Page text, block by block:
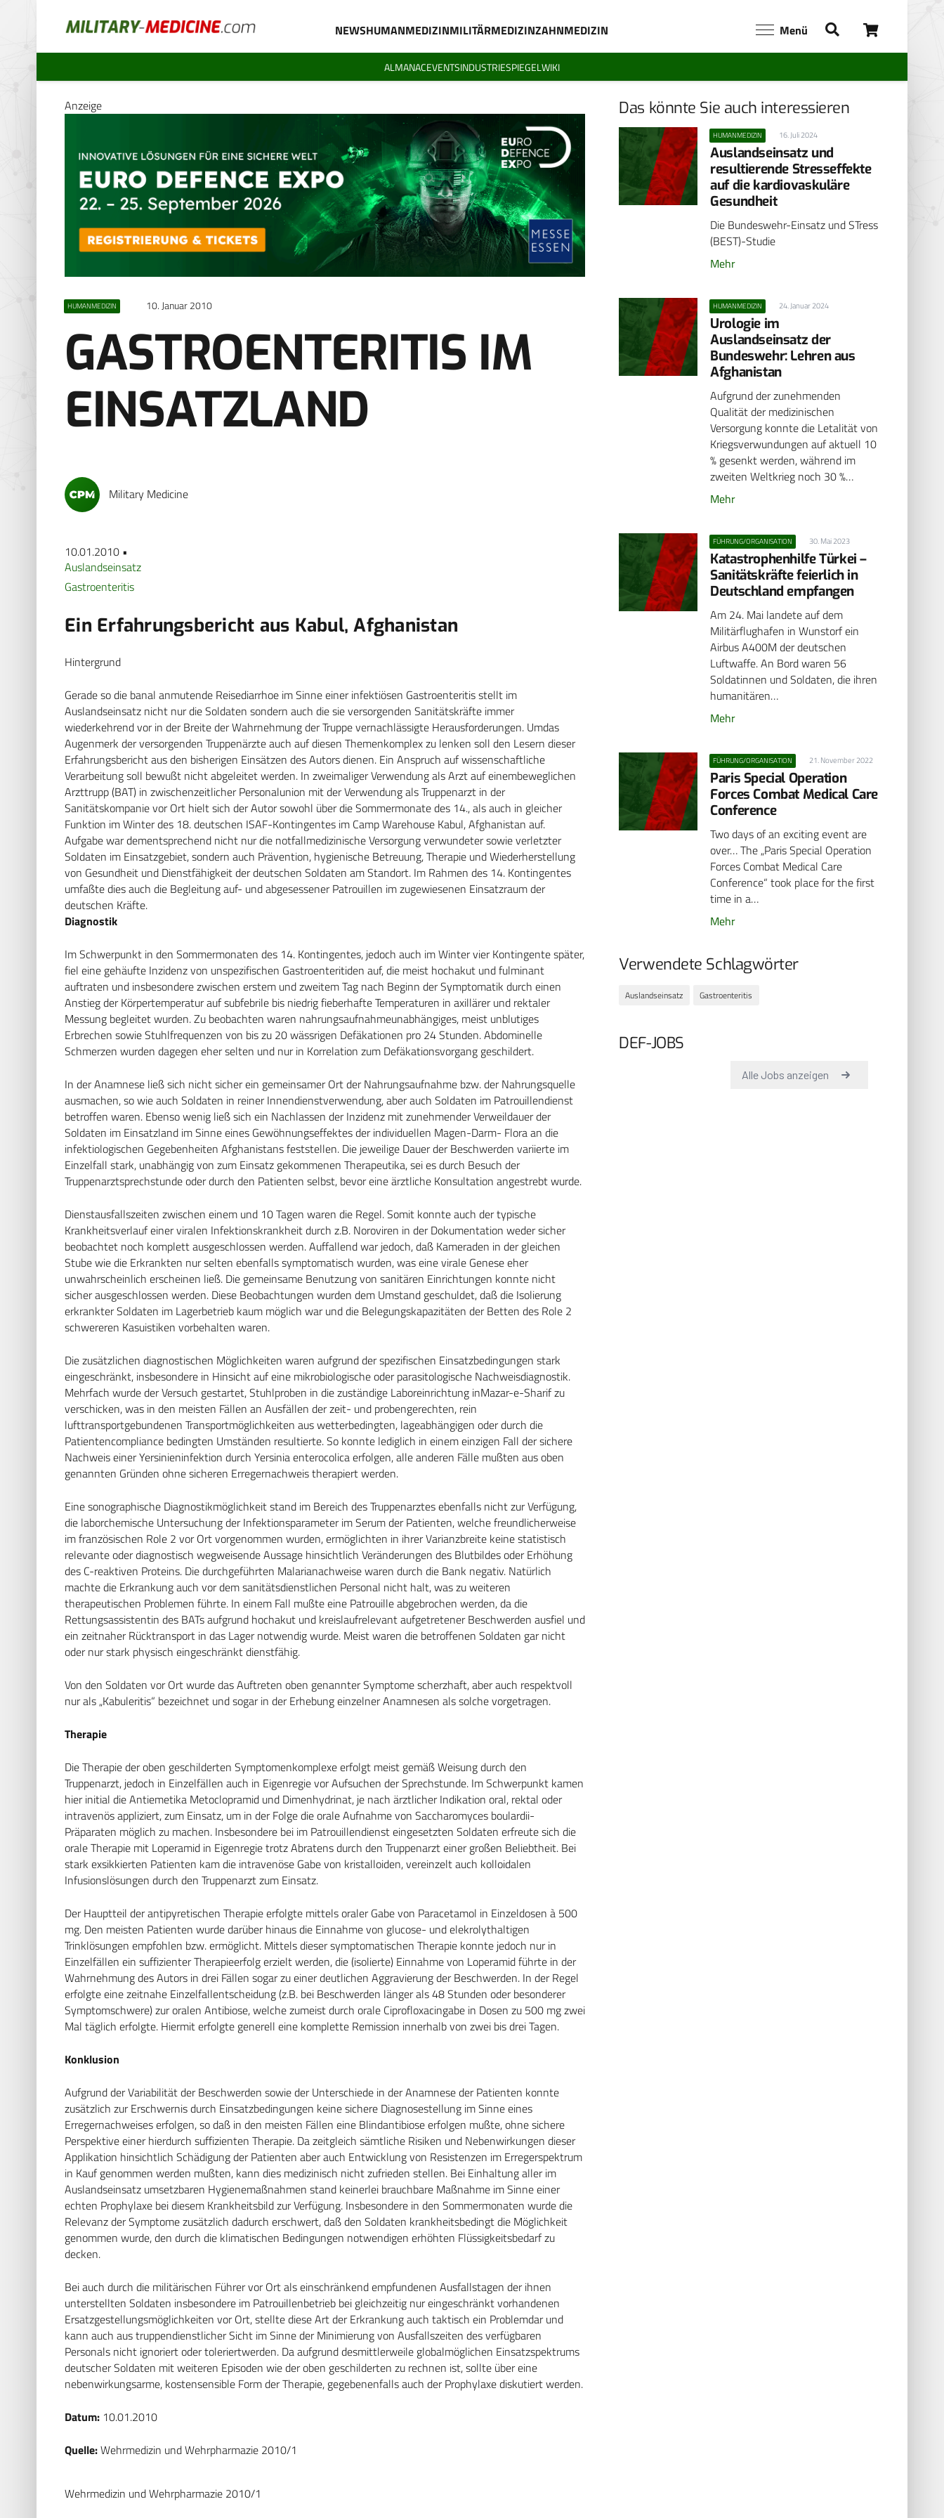
NEWSHUMANMEDIZINMILITÄRMEDIZINZAHNMEDIZIN Menü
ALMANACEVENTSINDUSTRIESPIEGELWIKI
Anzeige
HUMANMEDIZIN 10. Januar 2010
GASTROENTERITIS IM
EINSATZLAND
Military Medicine
10.01.2010 •
Auslandseinsatz
Gastroenteritis
Ein Erfahrungsbericht aus Kabul, Afghanistan
Hintergrund
Gerade so die banal anmutende Reisediarrhoe im Sinne einer infektiösen Gastroenteritis stellt im
Auslandseinsatz nicht nur die Soldaten sondern auch die sie versorgenden Sanitätskräfte immer
wiederkehrend vor in der Breite der Wahrnehmung der Truppe vernachlässigte Herausforderungen. Umdas
Augenmerk der versorgenden Truppenärzte auch auf diesen Themenkomplex zu lenken soll den Lesern dieser
Erfahrungsbericht aus den bisherigen Einsätzen des Autors dienen. Ein Anspruch auf wissenschaftliche
Verarbeitung soll bewußt nicht abgeleitet werden. In zweimaliger Verwendung als Arzt auf einembeweglichen
Arzttrupp (BAT) in zwischenzeitlicher Personalunion mit der Verwendung als Truppenarzt in der
Sanitätskompanie vor Ort hielt sich der Autor sowohl über die Sommermonate des 14., als auch in gleicher
Funktion im Winter des 18. deutschen ISAF-Kontingentes im Camp Warehouse Kabul, Afghanistan auf.
Aufgabe war dementsprechend nicht nur die notfallmedizinische Versorgung verwundeter sowie verletzter
Soldaten im Einsatzgebiet, sondern auch Prävention, hygienische Betreuung, Therapie und Wiederherstellung
von Gesundheit und Dienstfähigkeit der deutschen Soldaten am Standort. Im Rahmen des 14. Kontingentes
umfaßte dies auch die Begleitung auf- und abgesessener Patrouillen im zugewiesenen Einsatzraum der
deutschen Kräfte.
Diagnostik
Im Schwerpunkt in den Sommermonaten des 14. Kontingentes, jedoch auch im Winter vier Kontingente später,
fiel eine gehäufte Inzidenz von unspezifischen Gastroenteritiden auf, die meist hochakut und fulminant
auftraten und insbesondere zwischen erstem und zweitem Tag nach Beginn der Symptomatik durch einen
Anstieg der Körpertemperatur auf subfebrile bis niedrig fieberhafte Temperaturen in axillärer und rektaler
Messung begleitet wurden. Zu beobachten waren nahrungsaufnahmeunabhängiges, meist unblutiges
Erbrechen sowie Stuhlfrequenzen von bis zu 20 wässrigen Defäkationen pro 24 Stunden. Abdominelle
Schmerzen wurden dagegen eher selten und nur in Korrelation zum Defäkationsvorgang geschildert.
In der Anamnese ließ sich nicht sicher ein gemeinsamer Ort der Nahrungsaufnahme bzw. der Nahrungsquelle
ausmachen, so wie auch Soldaten in reiner Innendienstverwendung, aber auch Soldaten im Patrouillendienst
betroffen waren. Ebenso wenig ließ sich ein Nachlassen der Inzidenz mit zunehmender Verweildauer der
Soldaten im Einsatzland im Sinne eines Gewöhnungseffektes der individuellen Magen-Darm- Flora an die
infektiologischen Gegebenheiten Afghanistans feststellen. Die jeweilige Dauer der Beschwerden variierte im
Einzelfall stark, unabhängig von zum Einsatz gekommenen Therapeutika, sei es durch Besuch der
Truppenarztsprechstunde oder durch den Patienten selbst, bevor eine ärztliche Konsultation angestrebt wurde.
Dienstausfallszeiten zwischen einem und 10 Tagen waren die Regel. Somit konnte auch der typische
Krankheitsverlauf einer viralen Infektionskrankheit durch z.B. Noroviren in der Dokumentation weder sicher
beobachtet noch komplett ausgeschlossen werden. Auffallend war jedoch, daß Kameraden in der gleichen
Stube wie die Erkrankten nur selten ebenfalls symptomatisch wurden, was eine virale Genese eher
unwahrscheinlich erscheinen ließ. Die gemeinsame Benutzung von sanitären Einrichtungen konnte nicht
sicher ausgeschlossen werden. Diese Beobachtungen wurden dem Umstand geschuldet, daß die Isolierung
erkrankter Soldaten im Lagerbetrieb kaum möglich war und die Belegungskapazitäten der Betten des Role 2
schwereren Kasuistiken vorbehalten waren.
Die zusätzlichen diagnostischen Möglichkeiten waren aufgrund der spezifischen Einsatzbedingungen stark
eingeschränkt, insbesondere in Hinsicht auf eine mikrobiologische oder parasitologische Nachweisdiagnostik.
Mehrfach wurde der Versuch gestartet, Stuhlproben in die zuständige Laboreinrichtung inMazar-e-Sharif zu
verschicken, was in den meisten Fällen an Ausfällen der zeit- und probengerechten, rein
lufttransportgebundenen Transportmöglichkeiten aus wetterbedingten, lageabhängigen oder durch die
Patientencompliance bedingten Umständen resultierte. So konnte lediglich in einem einzigen Fall der sichere
Nachweis einer Yersinieninfektion durch Yersinia enterocolica erfolgen, alle anderen Fälle mußten aus oben
genannten Gründen ohne sicheren Erregernachweis therapiert werden.
Eine sonographische Diagnostikmöglichkeit stand im Bereich des Truppenarztes ebenfalls nicht zur Verfügung,
die laborchemische Untersuchung der Infektionsparameter im Serum der Patienten, welche freundlicherweise
im französischen Role 2 vor Ort vorgenommen wurden, ermöglichten in ihrer Varianzbreite keine statistisch
relevante oder diagnostisch wegweisende Aussage hinsichtlich Veränderungen des Blutbildes oder Erhöhung
des C-reaktiven Proteins. Die durchgeführten Malarianachweise waren durch die Bank negativ. Natürlich
machte die Erkrankung auch vor dem sanitätsdienstlichen Personal nicht halt, was zu weiteren
therapeutischen Problemen führte. In einem Fall mußte eine Patrouille abgebrochen werden, da die
Rettungsassistentin des BATs aufgrund hochakut und kreislaufrelevant aufgetretener Beschwerden ausfiel und
ein zeitnaher Rücktransport in das Lager notwendig wurde. Meist waren die betroffenen Soldaten gar nicht
oder nur stark physisch eingeschränkt dienstfähig.
Von den Soldaten vor Ort wurde das Auftreten oben genannter Symptome scherzhaft, aber auch respektvoll
nur als „Kabuleritis“ bezeichnet und sogar in der Erhebung einzelner Anamnesen als solche vorgetragen.
Therapie
Die Therapie der oben geschilderten Symptomenkomplexe erfolgt meist gemäß Weisung durch den
Truppenarzt, jedoch in Einzelfällen auch in Eigenregie vor Aufsuchen der Sprechstunde. Im Schwerpunkt kamen
hier initial die Antiemetika Metoclopramid und Dimenhydrinat, je nach ärztlicher Indikation oral, rektal oder
intravenös appliziert, zum Einsatz, um in der Folge die orale Aufnahme von Saccharomyces boulardii-
Präparaten möglich zu machen. Insbesondere bei im Patrouillendienst eingesetzten Soldaten erfreute sich die
orale Therapie mit Loperamid in Eigenregie trotz Abratens durch den Truppenarzt einer großen Beliebtheit. Bei
stark exsikkierten Patienten kam die intravenöse Gabe von kristalloiden, vereinzelt auch kolloidalen
Infusionslösungen durch den Truppenarzt zum Einsatz.
Der Hauptteil der antipyretischen Therapie erfolgte mittels oraler Gabe von Paracetamol in Einzeldosen à 500
mg. Den meisten Patienten wurde darüber hinaus die Einnahme von glucose- und elekrolythaltigen
Trinklösungen empfohlen bzw. ermöglicht. Mittels dieser symptomatischen Therapie konnte jedoch nur in
Einzelfällen ein suffizienter Therapieerfolg erzielt werden, die (isolierte) Einnahme von Loperamid führte in der
Wahrnehmung des Autors in drei Fällen sogar zu einer deutlichen Aggravierung der Beschwerden. In der Regel
erfolgte eine zeitnahe Einzelfallentscheidung (z.B. bei Beschwerden länger als 48 Stunden oder besonderer
Symptomschwere) zur oralen Antibiose, welche zumeist durch orale Ciprofloxacingabe in Dosen zu 500 mg zwei
Mal täglich erfolgte. Hiermit erfolgte generell eine komplette Remission innerhalb von zwei bis drei Tagen.
Konklusion
Aufgrund der Variabilität der Beschwerden sowie der Unterschiede in der Anamnese der Patienten konnte
zusätzlich zur Erschwernis durch Einsatzbedingungen keine sichere Diagnosestellung im Sinne eines
Erregernachweises erfolgen, so daß in den meisten Fällen eine Blindantibiose erfolgen mußte, ohne sichere
Perspektive einer hierdurch suffizienten Therapie. Da zeitgleich sämtliche Risiken und Nebenwirkungen dieser
Applikation hinsichtlich Schädigung der Patienten aber auch Entwicklung von Resistenzen im Erregerspektrum
in Kauf genommen werden mußten, kann dies medizinisch nicht zufrieden stellen. Bei Einhaltung aller im
Auslandseinsatz umsetzbaren Hygienemaßnahmen stand keinerlei brauchbare Maßnahme im Sinne einer
echten Prophylaxe bei diesem Krankheitsbild zur Verfügung. Insbesondere in den Sommermonaten wurde die
Relevanz der Symptome zusätzlich dadurch erschwert, daß den Soldaten krankheitsbedingt die Möglichkeit
genommen wurde, den durch die klimatischen Bedingungen notwendigen erhöhten Flüssigkeitsbedarf zu
decken.
Bei auch durch die militärischen Führer vor Ort als einschränkend empfundenen Ausfallstagen der ihnen
unterstellten Soldaten insbesondere im Patrouillenbetrieb bei gleichzeitig nur eingeschränkt vorhandenen
Ersatzgestellungsmöglichkeiten vor Ort, stellte diese Art der Erkrankung auch taktisch ein Problemdar und
kann auch aus truppendienstlicher Sicht im Sinne der Minimierung von Ausfallszeiten des verfügbaren
Personals nicht ignoriert oder toleriertwerden. Da aufgrund desmittlerweile globalmöglichen Einsatzspektrums
deutscher Soldaten mit weiteren Episoden wie der oben geschilderten zu rechnen ist, sollte über eine
nebenwirkungsarme, kostensensible Form der Therapie, gegebenenfalls auch der Prophylaxe diskutiert werden.
Datum: 10.01.2010
Quelle:Wehrmedizin und Wehrpharmazie 2010/1
Wehrmedizin und Wehrpharmazie 2010/1
Das könnte Sie auch interessieren
HUMANMEDIZIN 16. Juli 2024
Auslandseinsatz und
resultierende Stresseffekte
auf die kardiovaskuläre
Gesundheit
Die Bundeswehr-Einsatz und STress
(BEST)-Studie
Mehr
HUMANMEDIZIN 24. Januar 2024
Urologie im
Auslandseinsatz der
Bundeswehr: Lehren aus
Afghanistan
Aufgrund der zunehmenden
Qualität der medizinischen
Versorgung konnte die Letalität von
Kriegsverwundungen auf aktuell 10
% gesenkt werden, während im
zweiten Weltkrieg noch 30 %…
Mehr
FÜHRUNG/ORGANISATION 30. Mai 2023
Katastrophenhilfe Türkei –
Sanitätskräfte feierlich in
Deutschland empfangen
Am 24. Mai landete auf dem
Militärflughafen in Wunstorf ein
Airbus A400M der deutschen
Luftwaffe. An Bord waren 56
Soldatinnen und Soldaten, die ihren
humanitären…
Mehr
FÜHRUNG/ORGANISATION 21. November 2022
Paris Special Operation
Forces Combat Medical Care
Conference
Two days of an exciting event are
over… The „Paris Special Operation
Forces Combat Medical Care
Conference“ took place for the first
time in a…
Mehr
Verwendete Schlagwörter
Auslandseinsatz Gastroenteritis
DEF-JOBS